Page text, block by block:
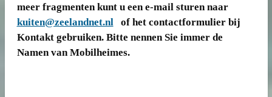
meer fragmenten kunt u een e-mail sturen naar
kuiten@zeelandnet.nl of het contactformulier bij
Kontakt gebruiken. Bitte nennen Sie immer de
Namen van Mobilheimes.